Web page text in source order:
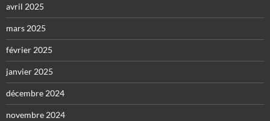
avril 2025
mars 2025
février 2025
janvier 2025
décembre 2024
novembre 2024